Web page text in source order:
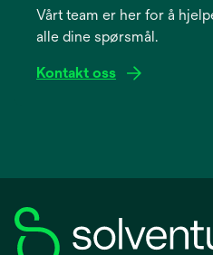
newVårt team er her for å
alle dine spørsmål.
Kontakt oss